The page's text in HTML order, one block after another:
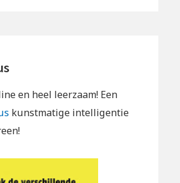
en heel leerzaam! Een
kunstmatige intelligentie